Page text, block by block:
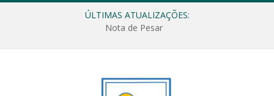
ÚLTIMAS ATUALIZAÇÕES:
Nota de Pesar